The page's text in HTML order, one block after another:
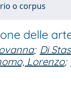
o corpus
delle
; Di
Lorenzo;